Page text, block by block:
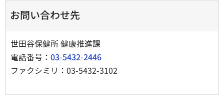
お問い合わせ先
世田谷保健所 健康推進課
電話番号： 03-5432-2446
ファクシミリ：03-5432-3102